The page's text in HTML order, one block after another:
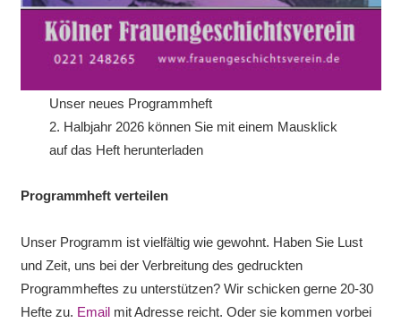
Unser neues Programmheft
2. Halbjahr 2026 können Sie mit einem Mausklick
auf das Heft herunterladen
Programmheft verteilen
Unser Programm ist vielfältig wie gewohnt. Haben Sie Lust
und Zeit, uns bei der Verbreitung des gedruckten
Programmheftes zu unterstützen? Wir schicken gerne 20-30
Hefte zu. Emailmit Adresse reicht. Oder sie kommen vorbei